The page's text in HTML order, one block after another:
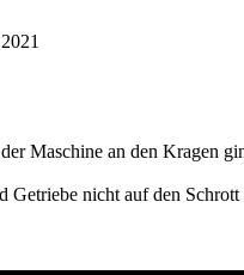
Maschine an den Kragen
nicht auf den